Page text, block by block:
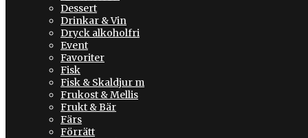
Dessert
Drinkar & Vin
Dryck alkoholfri
Event
Favoriter
Fisk
Fisk & Skaldjur m
Frukost & Mellis
Frukt & Bär
Färs
Förrätt